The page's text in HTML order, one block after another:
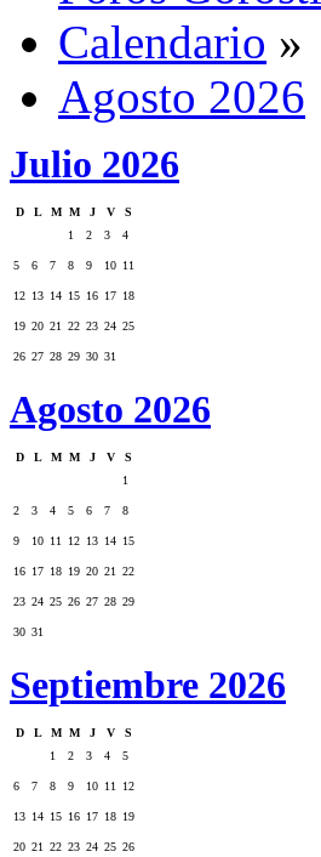
Calendario »
Agosto 2026
Julio 2026
D L M M J V
S
1
2 3 4
5 6 7 8 9 10 11
12 13 14 15 16 17 18
19 20 21 22 23 24 25
26 27 28 29 30 31
Agosto 2026
D L M M J V
S
1
2 3 4 5 6 7 8
9 10 11 12 13 14 15
16 17 18 19 20 21 22
23 24 25 26 27 28 29
30 31
Septiembre 2026
D L M M J V
S
1
2 3 4 5
6 7 8 9 10 11 12
13 14 15 16 17 18 19
20 21 22 23 24 25 26